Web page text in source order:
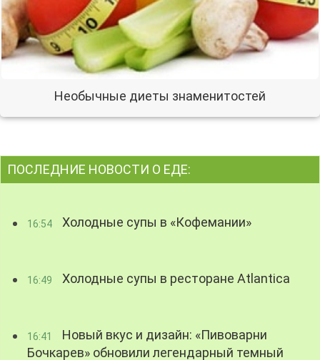
Необычные диеты знаменитостей
ПОСЛЕДНИЕ НОВОСТИ О ЕДЕ:
16:54 Холодные супы в «Кофемании»
16:49 Холодные супы в ресторане Atlantica
16:41
Новый вкус и дизайн: «Пивоварни
Бочкарев» обновили легендарный темный